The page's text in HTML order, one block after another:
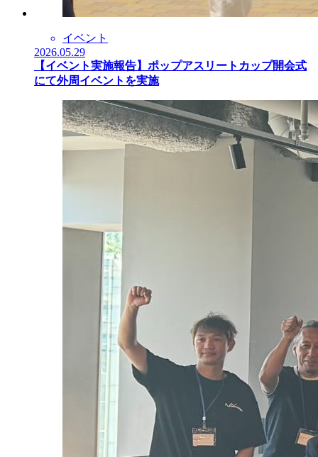
イベント
2026.05.29
【イベント実施報告】ポップアスリートカップ開会式
にて外周イベントを実施